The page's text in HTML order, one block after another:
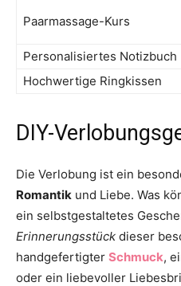
Paarmassage-Kurs
Personalisiertes Notizbuch
Hochwertige Ringkissen
DIY-
Die Verlobung ist ein
Romantik und Liebe. Was
ein selbstgestaltetes
Erinnerungsstück dieser
handgefertigter Schmuck,
oder ein liebevoller